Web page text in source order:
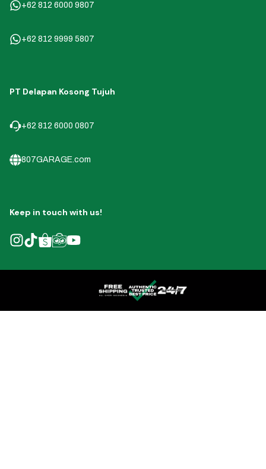
+62 812 6000 9807
+62 812 9999 5807
PT Delapan Kosong Tujuh
+62 812 6000 0807
807GARAGE.com
Keep in touch with us!